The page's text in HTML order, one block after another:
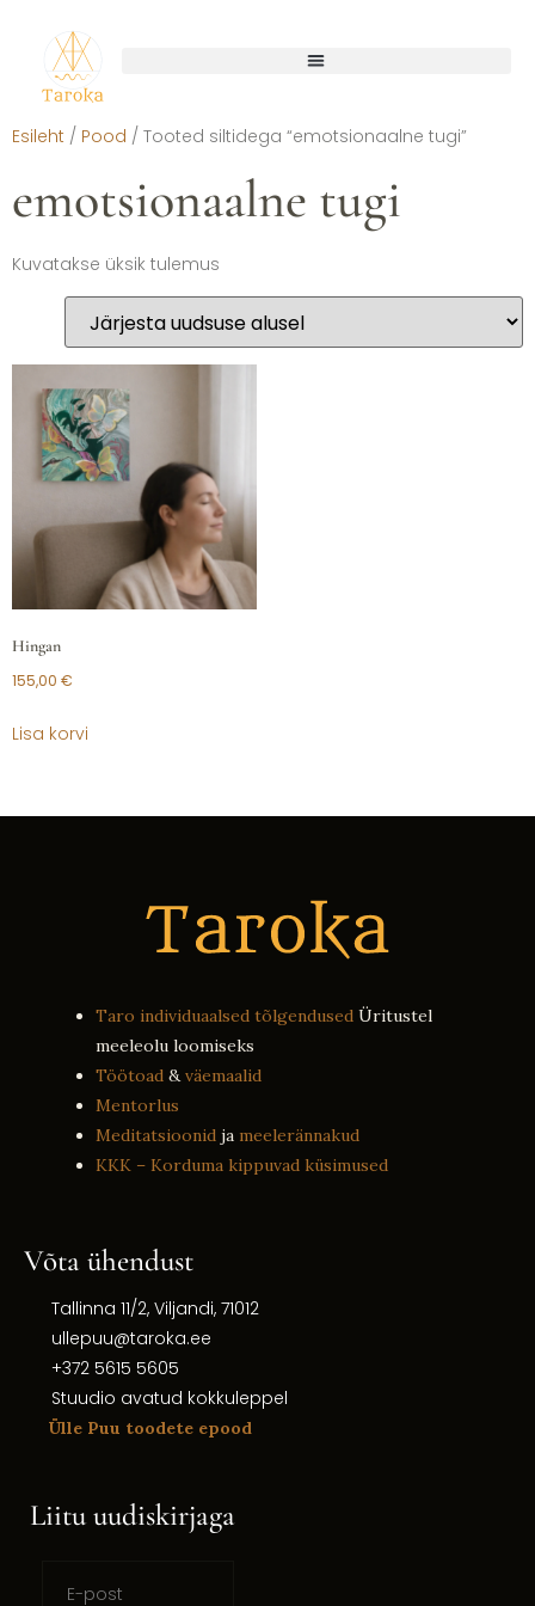
Esileht / Pood / Tooted siltidega “emotsionaalne tugi”
emotsionaalne tugi
Kuvatakse üksik tulemus
Hingan
155,00 €
Lisa korvi
Taro individuaalsed tõlgendused Üritustel
meeleolu loomiseks
Töötoad &väemaalid
Mentorlus
Meditatsioonid ja meelerännakud
KKK – Korduma kippuvad küsimused
Võta ühendust
Tallinna 11/2, Viljandi, 71012
ullepuu@taroka.ee
+372 5615 5605
Stuudio avatud kokkuleppel
Ülle Puu toodete epood
Liitu uudiskirjaga